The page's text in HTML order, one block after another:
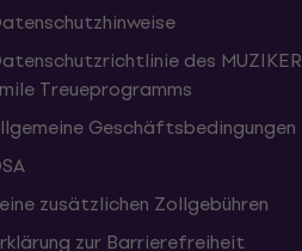
des MUZIKER
Treueprogramms
Geschäftsbedingungen
zusätzlichen Zollgebühren
zur Barrierefreiheit